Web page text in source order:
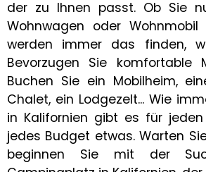
der zu Ihnen passt. Ob Sie
Wohnwagen oder Wohnmobil
werden immer das finden,
Bevorzugen Sie komfortable
Buchen Sie ein Mobilheim,
Chalet, ein Lodgezelt... Wie
in Kalifornien gibt es für
jedes Budget etwas. Warten
beginnen Sie mit der